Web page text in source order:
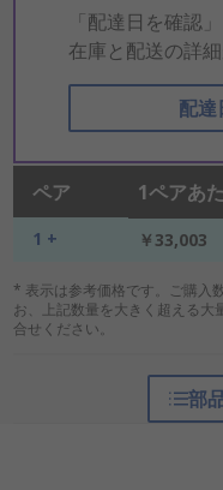
「配達日を確認
在庫と配送の詳
配達
ペア 1ペアあ
1 + ￥33,003
* 表示は参考価格です。ご購入
お、上記数量を大きく超える大
合せください。
部